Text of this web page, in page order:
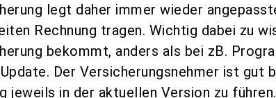
legt daher immer wieder
Rechnung tragen. Wichtig dabei zu
bekommt, anders als bei zB.
Der Versicherungsnehmer ist gut
jeweils in der aktuellen Version zu